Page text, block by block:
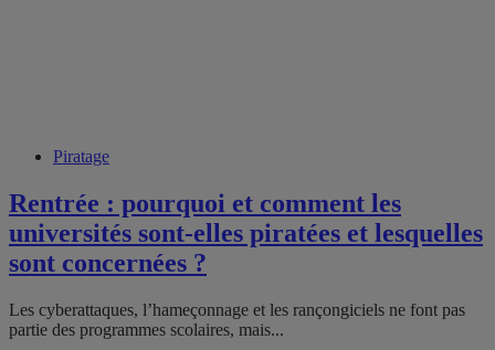
Piratage
Rentrée : pourquoi et comment les
universités sont-elles piratées et lesquelles
sont concernées ?
Les cyberattaques, l’hameçonnage et les rançongiciels ne font pas
partie des programmes scolaires, mais...